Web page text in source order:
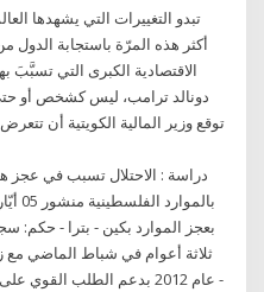
أكثر هذه المرّة باستجابة الدول
الاقتصادية الكبرى التي تسبَّبَ
دونالد ترامب، ليس كشخص أو
توقع وزير المالية الكويتية أن
بعجز الموارد بكين - بترا -
ثلاثة أعوام في شباط الماضي مع
عام 2012 بدعم الطلب